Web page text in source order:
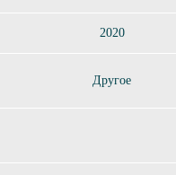
2020
Другое